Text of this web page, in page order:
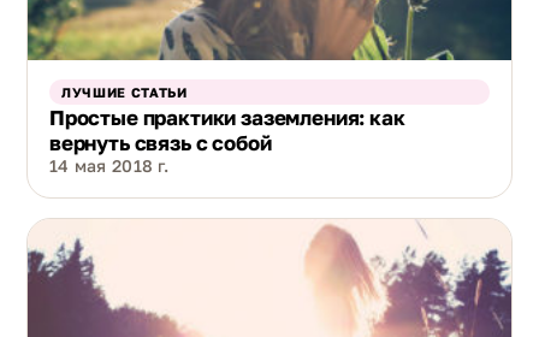
ЛУЧШИЕ СТАТЬИ
Простые практики заземления: как
вернуть связь с собой
14 мая 2018 г.